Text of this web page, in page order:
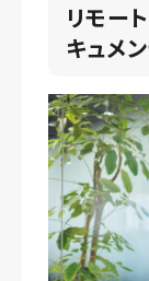
リモー
キュメ